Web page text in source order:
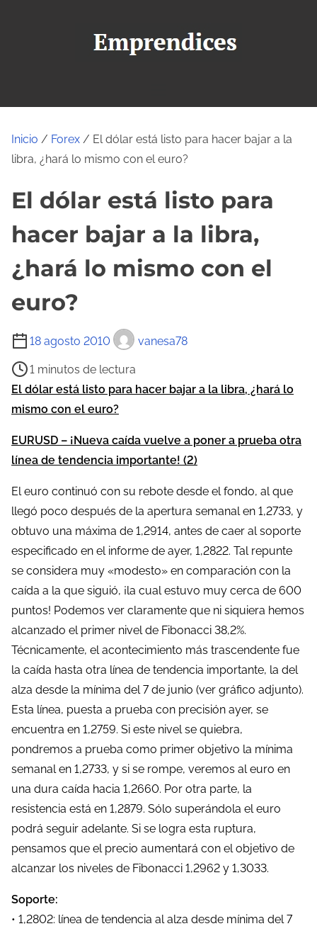
r
Inicio / Forex / El dólar está listo para hacer bajar a la
libra, ¿hará lo mismo con el euro?
El dólar está listo para
hacer bajar a la libra,
¿hará lo mismo con el
euro?
18 agosto 2010 vanesa78
T
e
m
p
o
d
l
e
c
t
u
r
a
d
e
l
a
e
n
t
r
a
d
a
1 minutos de lectura
El dólar está listo para hacer bajar a la libra, ¿hará lo
mismo con el euro?
EURUSD – ¡Nueva caída vuelve a poner a prueba otra
línea de tendencia importante! (2)
El euro continuó con su rebote desde el fondo, al que
llegó poco después de la apertura semanal en 1,2733, y
obtuvo una máxima de 1,2914, antes de caer al soporte
especificado en el informe de ayer, 1,2822. Tal repunte
se considera muy «modesto» en comparación con la
caída a la que siguió, ¡la cual estuvo muy cerca de 600
puntos! Podemos ver claramente que ni siquiera hemos
alcanzado el primer nivel de Fibonacci 38,2%.
Técnicamente, el acontecimiento más trascendente fue
la caída hasta otra línea de tendencia importante, la del
alza desde la mínima del 7 de junio (ver gráfico adjunto).
Esta línea, puesta a prueba con precisión ayer, se
encuentra en 1,2759. Si este nivel se quiebra,
pondremos a prueba como primer objetivo la mínima
semanal en 1,2733, y si se rompe, veremos al euro en
una dura caída hacia 1,2660. Por otra parte, la
resistencia está en 1,2879. Sólo superándola el euro
podrá seguir adelante. Si se logra esta ruptura,
pensamos que el precio aumentará con el objetivo de
alcanzar los niveles de Fibonacci 1,2962 y 1,3033.
Soporte:
• 1,2802: línea de tendencia al alza desde mínima del 7